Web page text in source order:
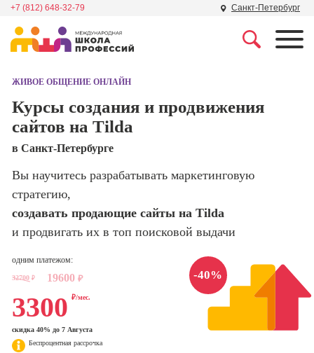
+7 (812) 648-32-79 Санкт-Петербург
Школа дизайна
Школа нейросетей и
Школа психологии
Школа актерского
Школа бизнеса и
управления
Фотошкола
поисковой
сайтов)
Менеджер по
маркетингу в
социальных
сетях (SMM-
ЖИВОЕ ОБЩЕНИЕ ОНЛАЙН
Курсы создания и продвижения
сайтов на Tilda
в Санкт-Петербурге
Вы научитесь разрабатывать маркетинговую
стратегию,
создавать продающие сайты на Tilda
и продвигать их в топ поисковой выдачи
-40%
одним платежом:
32700 ₽ 19600 ₽
3300 ₽/мес.
скидка 40% до 7 Августа
Беспроцентная рассрочка